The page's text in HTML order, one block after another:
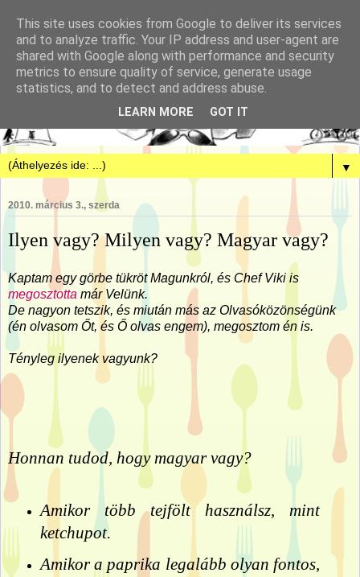
▼
2010. március 3., szerda
Ilyen vagy? Milyen vagy? Magyar vagy?
Kaptam egy görbe tükröt Magunkról, és Chef Viki is
megosztotta már Velünk.
De nagyon tetszik, és miután más az Olvasóközönségünk
(én olvasom Őt, és Ő olvas engem), megosztom én is.
Tényleg ilyenek vagyunk?
Honnan tudod, hogy magyar vagy?
Amikor több tejfölt használsz, mint
ketchupot.
Amikor a paprika legalább olyan fontos,
This site uses cookies from Google to deliver its services
and to analyze traffic. Your IP address and user-agent are
shared with Google along with performance and security
metrics to ensure quality of service, generate usage
statistics, and to detect and address abuse.
LEARN MORE GOT IT